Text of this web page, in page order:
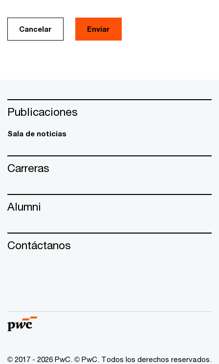
Cancelar Enviar
Publicaciones
Sala de noticias
Carreras
Alumni
Contáctanos
© 2017 - 2026 PwC. © PwC. Todos los derechos reservados.